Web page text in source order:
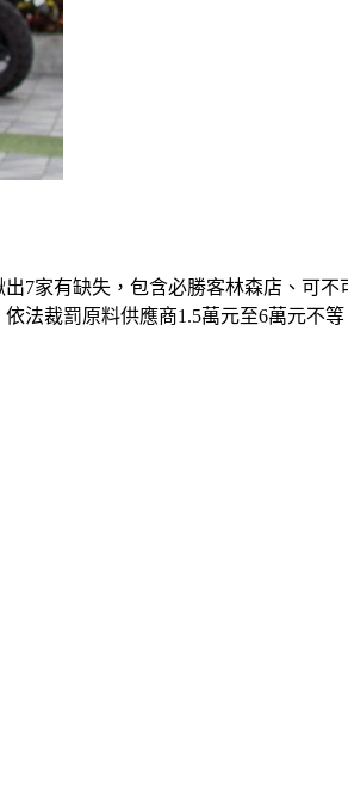
7家有缺失，包含必勝客林森店、可
法裁罰原料供應商1.5萬元至6萬元不等